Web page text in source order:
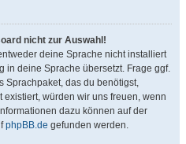
nicht zur Auswahl!
deine Sprache nicht installiert
in deine Sprache übersetzt. Frage ggf.
Sprachpaket, das du benötigst,
würden wir uns freuen, wenn
dazu können auf der
phpBB.de gefunden werden.